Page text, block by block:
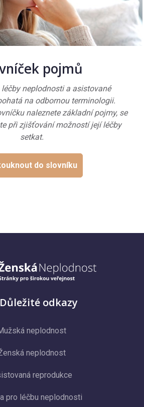
pojmů
neplodnosti a asistované
na odbornou terminologii.
naleznete základní pojmy, se
při zjišťování možností její léčby
setkat.
do slovníku
Důležité odkazy
neplodnost
neplodnost
reprodukce
pro léčbu neplodnosti